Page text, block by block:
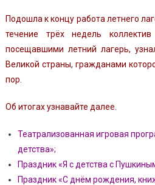
Подошла к концу работа летнего
течение трёх недель
посещавшими летний лагерь,
Великой страны, гражданами
пор.
Об итогах узнавайте далее.
Театрализованная игровая
детства»;
Праздник «Я с детства с
Праздник «С днём рождения,